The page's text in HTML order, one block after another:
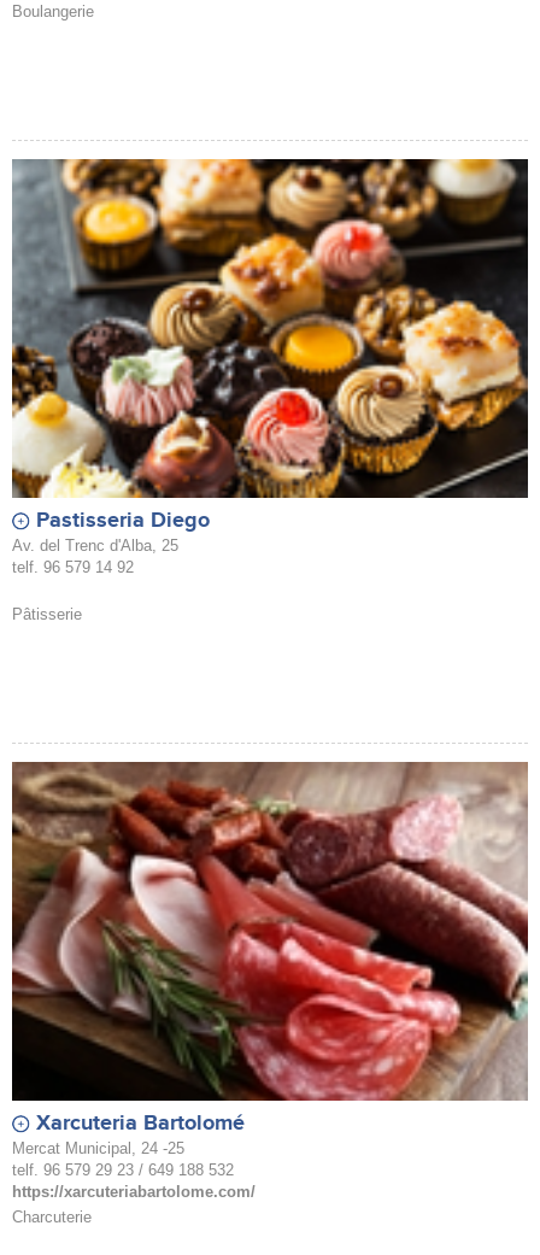
Boulangerie
Pastisseria Diego
Av. del Trenc d'Alba, 25
telf. 96 579 14 92
Pâtisserie
Xarcuteria Bartolomé
Mercat Municipal, 24 -25
telf. 96 579 29 23 / 649 188 532
https://xarcuteriabartolome.com/
Charcuterie